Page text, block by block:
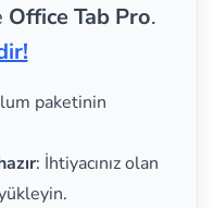
Office Tab Pro.
paketinin
: İhtiyacınız olan